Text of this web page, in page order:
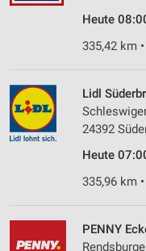
Heute
335,42 km
Lidl
24392
Heute
335,96 km
PENNY